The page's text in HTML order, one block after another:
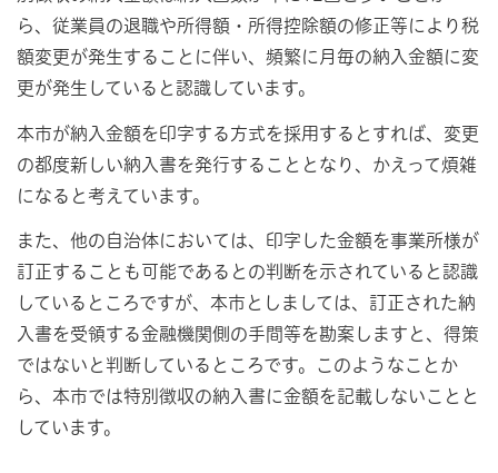
ら、従業員の退職や所得額・所得控除額の修正等により税
額変更が発生することに伴い、頻繁に月毎の納入金額に変
更が発生していると認識しています。
本市が納入金額を印字する方式を採用するとすれば、変更
の都度新しい納入書を発行することとなり、かえって煩雑
になると考えています。
また、他の自治体においては、印字した金額を事業所様が
訂正することも可能であるとの判断を示されていると認識
しているところですが、本市としましては、訂正された納
入書を受領する金融機関側の手間等を勘案しますと、得策
ではないと判断しているところです。このようなことか
ら、本市では特別徴収の納入書に金額を記載しないことと
しています。